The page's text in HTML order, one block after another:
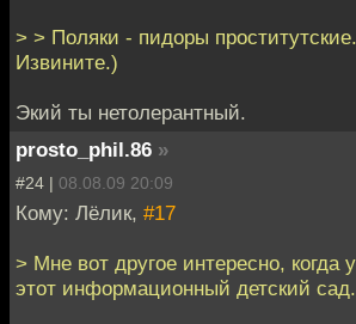
> > Поляки - пидоры проститутские.
Извините.)
Экий ты нетолерантный.
prosto_phil.86 »
#24 | 08.08.09 20:09
Кому: Лёлик, #17
> Мне вот другое интересно, когда
этот информационный детский сад.